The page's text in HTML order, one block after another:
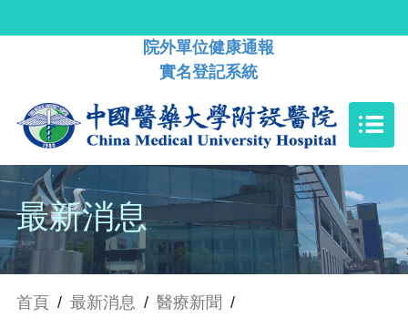
院外單位健康通報
實名登記系統
最新消息
首頁 / 最新消息 / 醫療新聞 /